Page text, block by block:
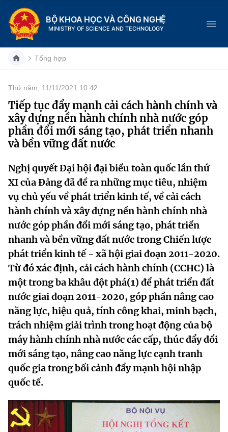
BỘ KHOA HỌC VÀ CÔNG NGHỆ
MINISTRY OF SCIENCE AND TECHNOLOGY
Danh mục
Trang chủ
Giới thiệu
Chức năng nhiệm vụ
Cơ cấu tổ chức
Lịch sử phát triển
Sở Khoa học và Công nghệ
Tin tức sự kiện
Khoa học và Công nghệ
Đổi mới sáng tạo
Chuyển đổi số
Bưu chính, Viễn thông
Sở hữu trí tuệ
Tiêu chuẩn, đo lường, chất lượng
Năng lượng nguyên tử
Tin tổng hợp
Dịch vụ công
Hệ thống văn bản
Văn bản QPPL
Văn bản chỉ đạo điều hành
Lấy ý kiến người dân về dự thảo VBQPPL
MST IOFFICE
THỐNG KÊ
Khoa học và Công nghệ
Đổi mới sáng tạo
Chuyển đổi số
Bưu chính, Viễn thông
Sở hữu trí tuệ
Tiêu chuẩn, đo lường, chất lượng
Multimedia
THƯ ĐIỆN TỬ
Khác
Videos
Infographic
Voice
Tổng hợp
Thứ năm, 11/11/2021 10:42
Tiếp tục đẩy mạnh cải cách hành chính và
xây dựng nền hành chính nhà nước góp
phần đổi mới sáng tạo, phát triển nhanh
và bền vững đất nước
Nghị quyết Đại hội đại biểu toàn quốc lần thứ
XI của Đảng đã đề ra những mục tiêu, nhiệm
vụ chủ yếu về phát triển kinh tế, về cải cách
hành chính và xây dựng nền hành chính nhà
nước góp phần đổi mới sáng tạo, phát triển
nhanh và bền vững đất nước trong Chiến lược
phát triển kinh tế - xã hội giai đoạn 2011-2020.
Từ đó xác định, cải cách hành chính (CCHC) là
một trong ba khâu đột phá(1) để phát triển đất
nước giai đoạn 2011-2020, góp phần nâng cao
năng lực, hiệu quả, tính công khai, minh bạch,
trách nhiệm giải trình trong hoạt động của bộ
máy hành chính nhà nước các cấp, thúc đẩy đổi
mới sáng tạo, nâng cao năng lực cạnh tranh
quốc gia trong bối cảnh đẩy mạnh hội nhập
quốc tế.